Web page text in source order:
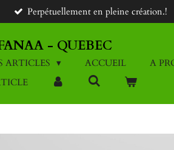
Perpétuellement en pleine création.!
- QUEBEC
ARTICLES ACCUEIL
A